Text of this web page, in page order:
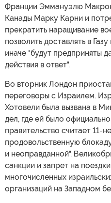
Франции Эммануэлю
Канады Марку Карни и
прекратить наращивание
позволить доставлять в
иначе "будут предприняты
действия в ответ".
Во вторник Лондон
переговоры с Израилем.
Хотовели была вызвана в
дел, где ей было
правительство считает 11-
продовольственную
и неоправданной".
санкции и запрет на
многочисленных
организаций на Западном